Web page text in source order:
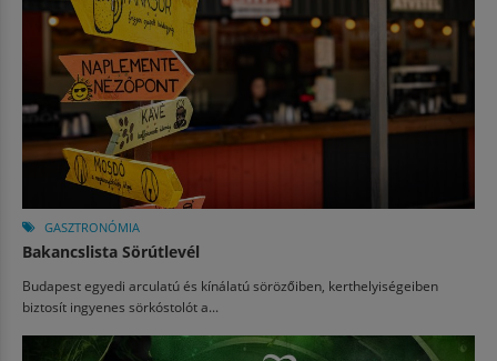
GASZTRONÓMIA
Bakancslista Sörútlevél
Budapest egyedi arculatú és kínálatú sörözőiben, kerthelyiségeiben
biztosít ingyenes sörkóstolót a...